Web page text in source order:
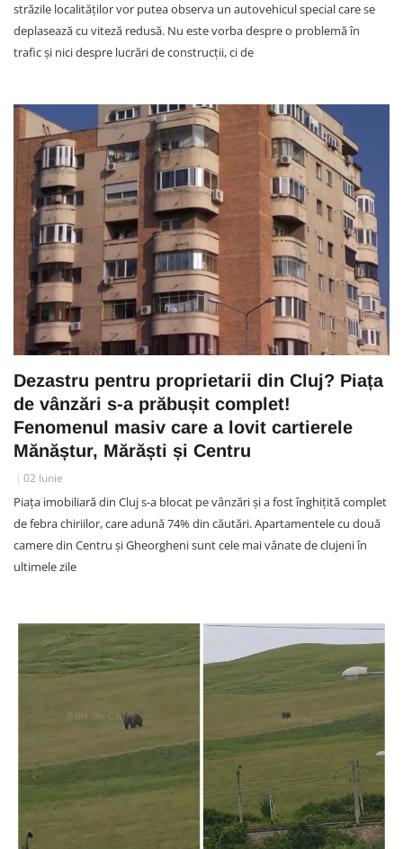
străzile localităților vor putea observa un autovehicul special care se
deplasează cu viteză redusă. Nu este vorba despre o problemă în
trafic și nici despre lucrări de construcții, ci de
Dezastru pentru proprietarii din Cluj? Piața
de vânzări s-a prăbușit complet!
Fenomenul masiv care a lovit cartierele
Mănăștur, Mărăști și Centru
02 Iunie
Piața imobiliară din Cluj s-a blocat pe vânzări și a fost înghițită complet
de febra chiriilor, care adună 74% din căutări. Apartamentele cu două
camere din Centru și Gheorgheni sunt cele mai vânate de clujeni în
ultimele zile